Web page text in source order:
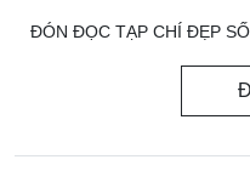
ĐÓN ĐỌC TẠP CHÍ ĐẸP